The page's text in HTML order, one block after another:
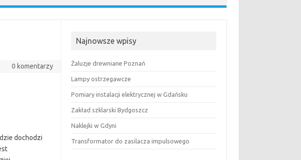
0 komentarzy
dochodzi
Najnowsze wpisy
Żaluzje drewniane Poznań
Lampy ostrzegawcze
Pomiary instalacji elektrycznej w Gdańsku
Zakład szklarski Bydgoszcz
Naklejki w Gdyni
Transformator do zasilacza impulsowego